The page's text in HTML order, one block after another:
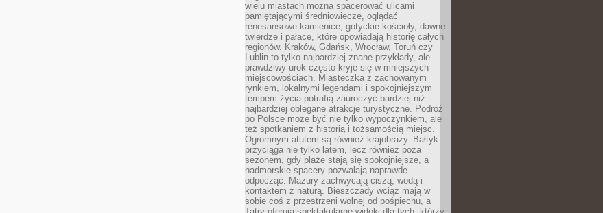
wielu miastach można spacerować ulicami
pamiętającymi średniowiecze, oglądać
renesansowe kamienice, gotyckie kościoły, dawne
twierdze i pałace, które opowiadają historię całych
regionów. Kraków, Gdańsk, Wrocław, Toruń czy
Lublin to tylko najbardziej znane przykłady, ale
prawdziwy urok często kryje się w mniejszych
miejscowościach. Miasteczka z zachowanym
rynkiem, lokalnymi legendami i spokojniejszym
tempem życia potrafią zauroczyć bardziej niż
najbardziej oblegane atrakcje turystyczne. Podróż
po Polsce może być nie tylko wypoczynkiem, ale
też spotkaniem z historią i tożsamością miejsc.
Ogromnym atutem są również krajobrazy. Bałtyk
przyciąga nie tylko latem, lecz również poza
sezonem, gdy plaże stają się spokojniejsze, a
nadmorskie spacery pozwalają naprawdę
odpocząć. Mazury zachwycają ciszą, wodą i
kontaktem z naturą. Bieszczady wciąż mają w
sobie coś z przestrzeni wolnej od pośpiechu, a